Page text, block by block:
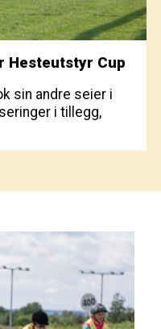
Hesteutstyr Cup
sin andre seier i
i tillegg,